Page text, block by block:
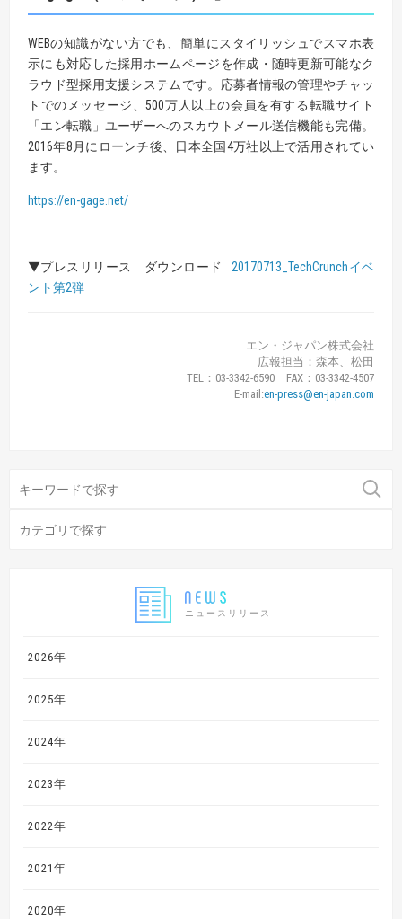
ニュースリリース
2026年
2025年
2024年
2023年
2022年
2021年
2020年
WEBの知識がない方でも、簡単にスタイリッシュでスマホ表
示にも対応した採用ホームページを作成・随時更新可能なク
ラウド型採用支援システムです。応募者情報の管理やチャッ
トでのメッセージ、500万人以上の会員を有する転職サイト
「エン転職」ユーザーへのスカウトメール送信機能も完備。
2016年8月にローンチ後、日本全国4万社以上で活用されてい
ます。
https://en-gage.net/
▼プレスリリース ダウンロード20170713_TechCrunchイベ
ント第2弾
エン・ジャパン株式会社
広報担当：森本、松田
TEL：03-3342-6590 FAX：03-3342-4507
E-mail:en-press@en-japan.com